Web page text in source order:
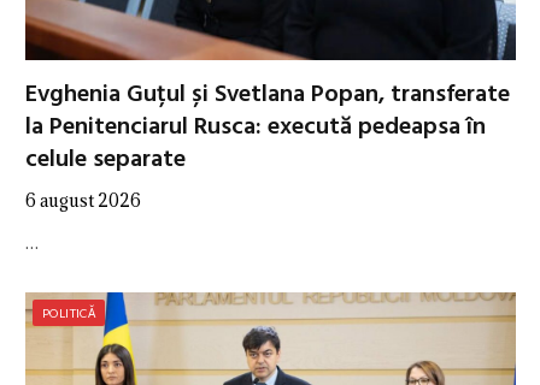
Evghenia Guțul și Svetlana Popan, transferate
la Penitenciarul Rusca: execută pedeapsa în
celule separate
6 august 2026
…
POLITICĂ